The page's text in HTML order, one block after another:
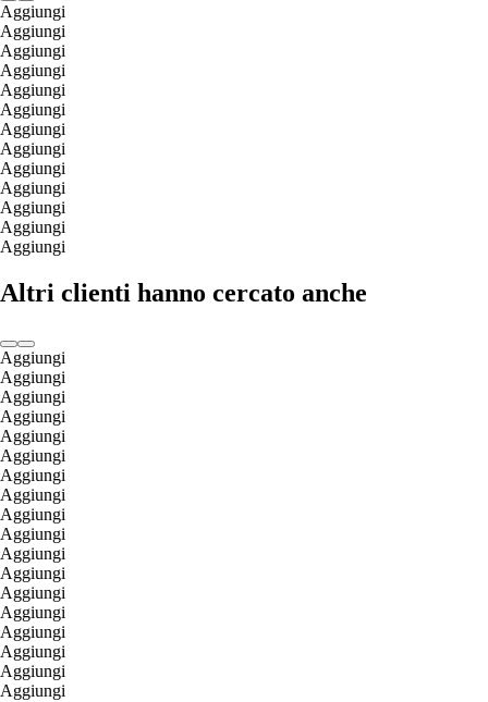
Aggiungi
Aggiungi
Aggiungi
Aggiungi
Aggiungi
Aggiungi
Aggiungi
Aggiungi
Aggiungi
Aggiungi
Aggiungi
Aggiungi
Aggiungi
Altri clienti hanno cercato anche
Aggiungi
Aggiungi
Aggiungi
Aggiungi
Aggiungi
Aggiungi
Aggiungi
Aggiungi
Aggiungi
Aggiungi
Aggiungi
Aggiungi
Aggiungi
Aggiungi
Aggiungi
Aggiungi
Aggiungi
Aggiungi